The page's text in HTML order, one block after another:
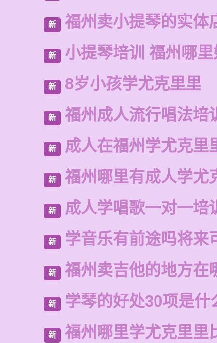
新 福州卖小提琴的实体
新 小提琴培训 福州哪
新 8岁小孩学尤克里里
新 福州成人流行唱法培
新 成人在福州学尤克里
新 福州哪里有成人学尤
新 成人学唱歌一对一培
新 学音乐有前途吗将来
新 福州卖吉他的地方在
新 学琴的好处30项是什
新 福州哪里学尤克里里